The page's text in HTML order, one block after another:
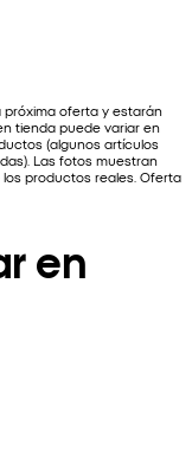
oferta y estarán
tienda puede variar en
(algunos artículos
Las fotos muestran
productos reales. Oferta
en